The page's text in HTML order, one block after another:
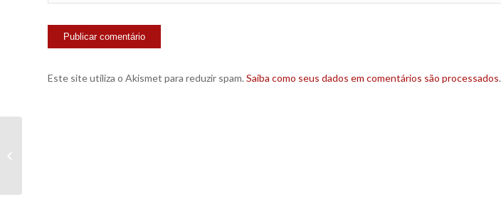
Este site utiliza o Akismet para reduzir spam. Saiba como seus dados em comentários são processados.